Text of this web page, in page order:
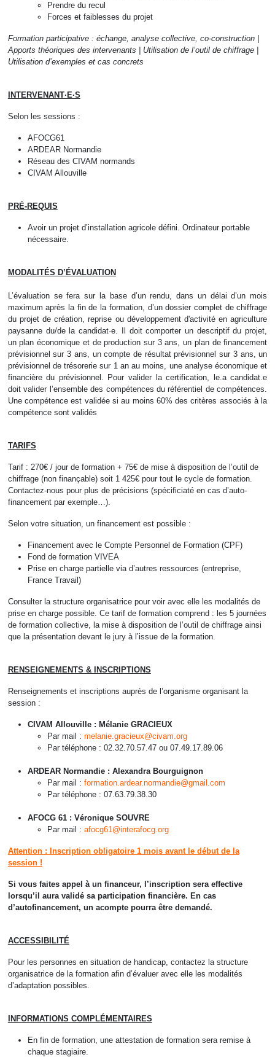
Prendre du recul
Forces et faiblesses du projet
Formation participative : échange, analyse collective, co-construction |
Apports théoriques des intervenants Utilisation de l’outil de chiffrage
Utilisation d’exemples et cas concrets
INTERVENANT·E·S
Selon les sessions :
AFOCG61
ARDEAR Normandie
Réseau des CIVAM normands
CIVAM Allouville
PRÉ-REQUIS
Avoir un projet d’installation agricole défini. Ordinateur portable
nécessaire.
MODALITÉS D’ÉVALUATION
L’évaluation se fera sur la base d’un rendu, dans un délai d’un mois
maximum après la fin de la formation, d’un dossier complet de chiffrage
du projet de création, reprise ou développement d'activité en agriculture
paysanne du/de la candidat·e. Il doit comporter un descriptif du projet,
un plan économique et de production sur 3 ans, un plan de financement
prévisionnel sur 3 ans, un compte de résultat prévisionnel sur 3 ans, un
prévisionnel de trésorerie sur 1 an au moins, une analyse économique et
financière du prévisionnel. Pour valider la certification, le.a candidat.e
doit valider l’ensemble des compétences du référentiel de compétences.
Une compétence est validée si au moins 60% des critères associés à la
compétence sont validés
TARIFS
Tarif : 270€ / jour de formation + 75€ de mise à disposition de l’outil de
chiffrage (non finançable) soit 1 425€ pour tout le cycle de formation.
Contactez-nous pour plus de précisions (spécificiaté en cas d’auto-
financement par exemple…).
Selon votre situation, un financement est possible :
Financement avec le Compte Personnel de Formation (CPF)
Fond de formation VIVEA
Prise en charge partielle via d’autres ressources (entreprise,
France Travail)
Consulter la structure organisatrice pour voir avec elle les modalités de
prise en charge possible. Ce tarif de formation comprend : les 5 journées
de formation collective, la mise à disposition de l’outil de chiffrage ainsi
que la présentation devant le jury à l’issue de la formation.
RENSEIGNEMENTS & INSCRIPTIONS
Renseignements et inscriptions auprès de l’organisme organisant la
session :
CIVAM Allouville : Mélanie GRACIEUX
Par mail : melanie.gracieux@civam.org
Par téléphone : 02.32.70.57.47 ou 07.49.17.89.06
ARDEAR Normandie : Alexandra Bourguignon
Par mail : formation.ardear.normandie@gmail.com
Par téléphone : 07.63.79.38.30
AFOCG 61 : Véronique SOUVRE
Par mail : afocg61@interafocg.org
Attention : Inscription obligatoire 1 mois avant le début de la
session !
Si vous faites appel à un financeur, l’inscription sera effective
lorsqu’il aura validé sa participation financière. En cas
d’autofinancement, un acompte pourra être demandé.
ACCESSIBILITÉ
Pour les personnes en situation de handicap, contactez la structure
organisatrice de la formation afin d’évaluer avec elle les modalités
d’adaptation possibles.
INFORMATIONS COMPLÉMENTAIRES
En fin de formation, une attestation de formation sera remise à
chaque stagiaire.